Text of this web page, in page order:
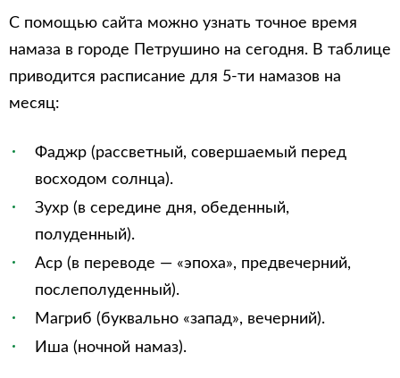
С помощью сайта можно узнать точное время
намаза в городе Петрушино на сегодня. В таблице
приводится расписание для 5-ти намазов на
месяц:
Фаджр (рассветный, совершаемый перед
восходом солнца).
Зухр (в середине дня, обеденный,
полуденный).
Аср (в переводе — «эпоха», предвечерний,
послеполуденный).
Магриб (буквально «запад», вечерний).
Иша (ночной намаз).